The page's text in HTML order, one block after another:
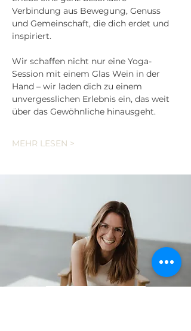
Verbindung aus Bewegung, Genuss
und Gemeinschaft, die dich erdet und
inspiriert.
Wir schaffen nicht nur eine Yoga-
Session mit einem Glas Wein in der
Hand – wir laden dich zu einem
unvergesslichen Erlebnis ein, das weit
über das Gewöhnliche hinausgeht.
MEHR LESEN >